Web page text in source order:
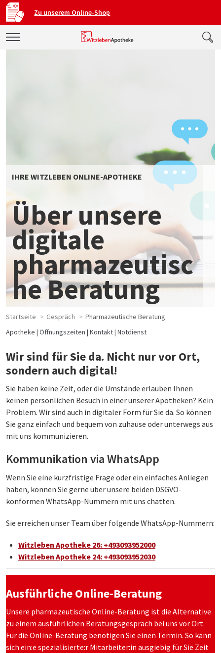
Zu unserem Online-Shop
IHRE WITZLEBEN ONLINE-APOTHEKE
Über unsere
digitale
pharmazeutisc
he Beratung
Startseite Gespräch
Pharmazeutische Beratung
Apotheke Öffnungszeiten Kontakt Notdienst
Wir sind für Sie da. Nicht nur vor Ort,
sondern auch digital!
Sie haben keine Zeit, oder die Umstände erlauben Ihnen
keinen persönlichen Besuch in einer unserer Apotheken? Kein
Problem. Wir sind auch in digitaler Form für Sie da. So können
Sie ganz einfach und bequem von zuhause oder unterwegs aus
mit uns kommunizieren.
Kommunikation via WhatsApp
Wenn Sie eine kurzfristige Frage oder ein einfaches Anliegen
haben, können Sie gerne über unsere beiden DSGVO-
konformen WhatsApp-Nummern mit uns chatten.
Sie erreichen unser Team über folgende WhatsApp-Nummern:
Witzleben Apotheke 26: +493093952000
Witzleben Apotheke 24: +493093952030
Ausführliche Online-Beratung
Unsere pharmazeutische Online-Beratung ist die Alternative
zu einem ausführlichen Beratungsgespräch bei uns vor Ort.
Für die Online-Beratung benötigen Sie einen Termin. So kann
sich ein:e spezialisierte:r Mitarbeiter:in ausgiebig für Sie Zeit